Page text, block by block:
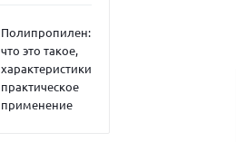
Полипропилен:
что это такое,
характеристики,
практическое
применение